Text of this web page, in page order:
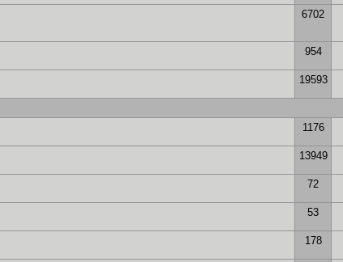
6702
954
19593
1176
13949
72
53
178